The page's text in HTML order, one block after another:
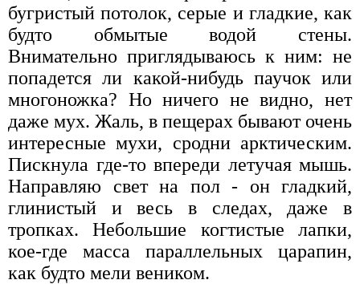
бугристый потолок, серые и гладкие, как
будто обмытые водой стены.
Внимательно приглядываюсь к ним: не
попадется ли какой-нибудь паучок или
многоножка? Но ничего не видно, нет
даже мух. Жаль, в пещерах бывают очень
интересные мухи, сродни арктическим.
Пискнула где-то впереди летучая мышь.
Направляю свет на пол - он гладкий,
глинистый и весь в следах, даже в
тропках. Небольшие когтистые лапки,
кое-где масса параллельных царапин,
как будто мели веником.